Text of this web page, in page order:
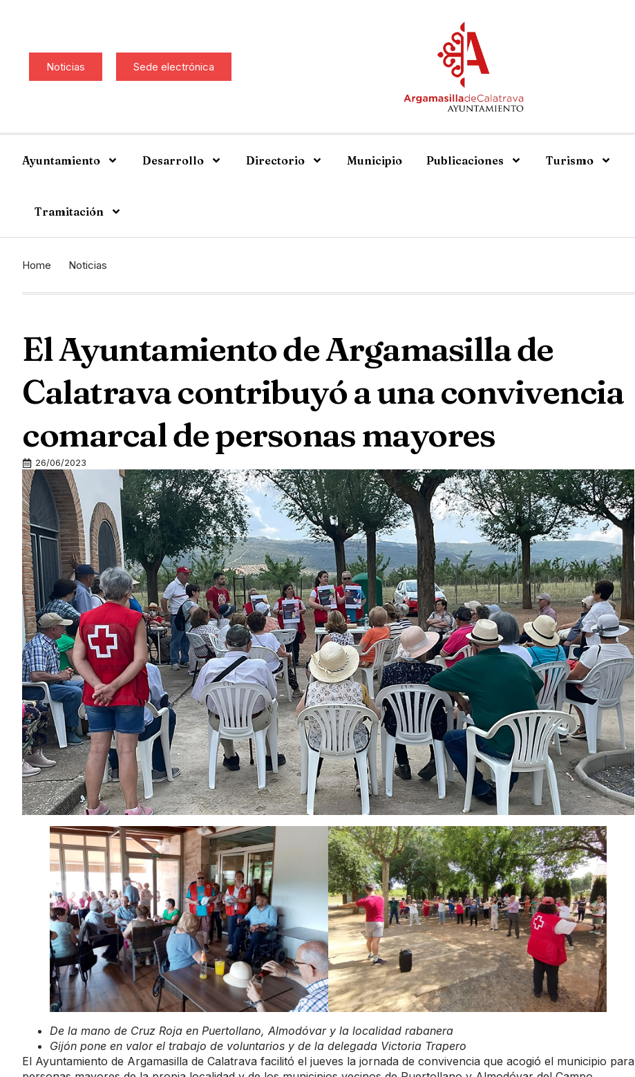
Noticias Sede electrónica
Ayuntamiento Desarrollo Directorio Municipio Publicaciones Turismo
Tramitación
Home Noticias
El Ayuntamiento de Argamasilla de
Calatrava contribuyó a una convivencia
comarcal de personas mayores
26/06/2023
De la mano de Cruz Roja en Puertollano, Almodóvar y la localidad rabanera
Gijón pone en valor el trabajo de voluntarios y de la delegada Victoria Trapero
El Ayuntamiento de Argamasilla de Calatrava facilitó el jueves la jornada de convivencia que acogió el municipio para